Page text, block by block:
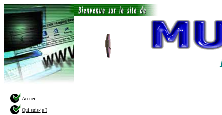
Accueil
Qui suis-je ?